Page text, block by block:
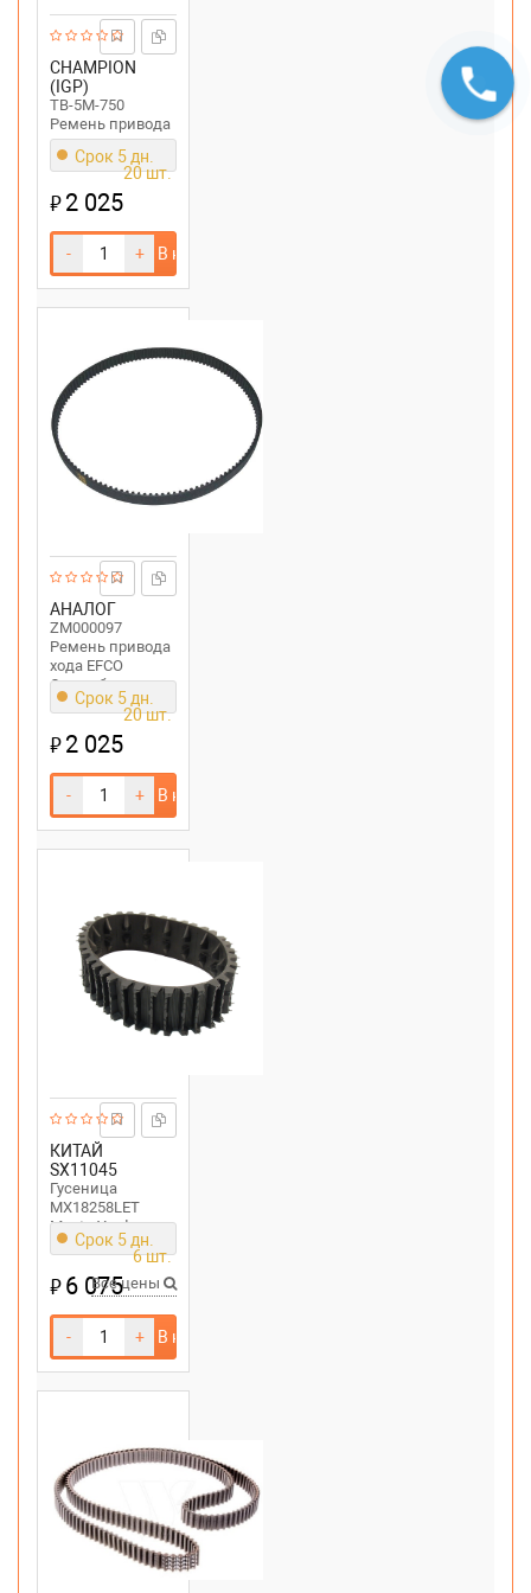
CHAMPION
(IGP)
TB-5M-750
Ремень привода
хода
снегоуборщика
CHAMPION
ST656,ST762E
Срок 5 дн.
20 шт.
₽2 025
- + В корзину
АНАЛОГ
ZM000097
Ремень привода
хода EFCO
Снегоуборщик
ARTIK 62 ELD
Срок 5 дн.
20 шт.
₽2 025
- + В корзину
КИТАЙ
SX11045
Гусеница
MX18258LET
MasterYard
Срок 5 дн.
6 шт.
₽6 075
Все цены
- + В корзину